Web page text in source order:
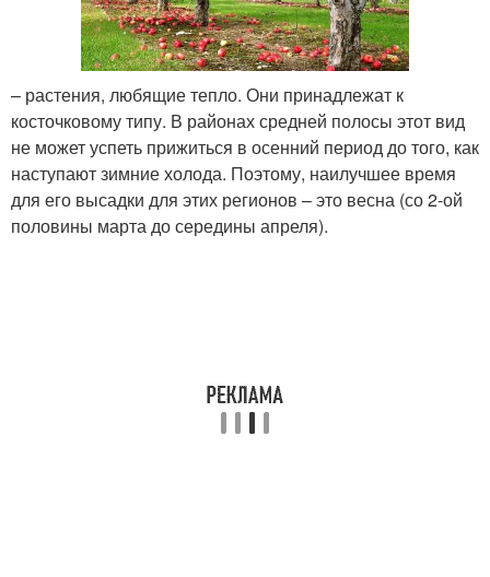
– растения, любящие тепло. Они принадлежат к
косточковому типу. В районах средней полосы этот вид
не может успеть прижиться в осенний период до того, как
наступают зимние холода. Поэтому, наилучшее время
для его высадки для этих регионов – это весна (со 2-ой
половины марта до середины апреля).